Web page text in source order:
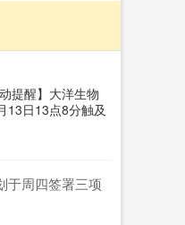
提醒】大洋生物
13日13点8分触及
于周四签署三项